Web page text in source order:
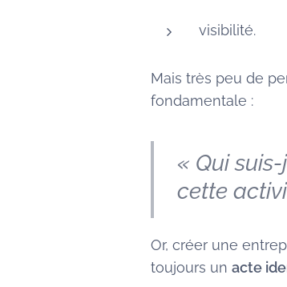
visibilité.
Mais très peu de
fondamentale :
« Qui
cette
Or, créer une
toujours un acte